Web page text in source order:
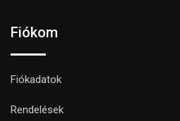
Fiókom
Fiókadatok
Rendelések